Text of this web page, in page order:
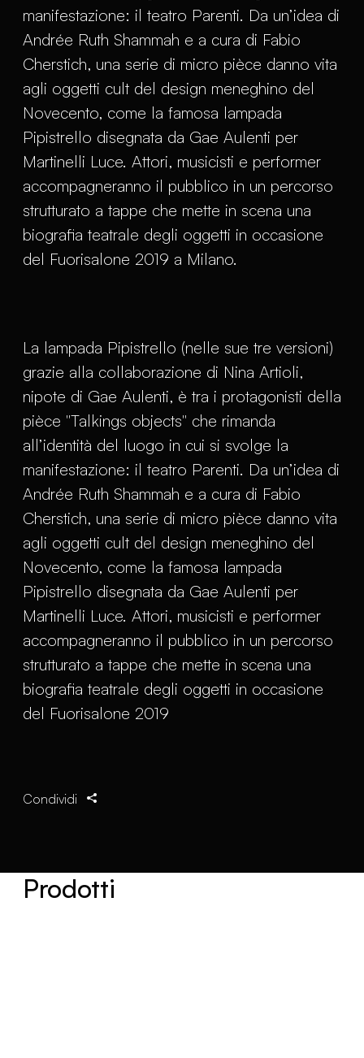
manifestazione: il teatro Parenti. Da un’idea di
Andrée Ruth Shammah e a cura di Fabio
Cherstich, una serie di micro pièce danno vita
agli oggetti cult del design meneghino del
Novecento, come la famosa lampada
Pipistrello disegnata da Gae Aulenti per
Martinelli Luce. Attori, musicisti e performer
accompagneranno il pubblico in un percorso
strutturato a tappe che mette in scena una
biografia teatrale degli oggetti in occasione
del Fuorisalone 2019 a Milano.
La lampada Pipistrello (nelle sue tre versioni)
grazie alla collaborazione di Nina Artioli,
nipote di Gae Aulenti, è tra i protagonisti della
pièce "Talkings objects" che rimanda
all’identità del luogo in cui si svolge la
manifestazione: il teatro Parenti. Da un’idea di
Andrée Ruth Shammah e a cura di Fabio
Cherstich, una serie di micro pièce danno vita
agli oggetti cult del design meneghino del
Novecento, come la famosa lampada
Pipistrello disegnata da Gae Aulenti per
Martinelli Luce. Attori, musicisti e performer
accompagneranno il pubblico in un percorso
strutturato a tappe che mette in scena una
biografia teatrale degli oggetti in occasione
del Fuorisalone 2019
Condividi
Prodotti